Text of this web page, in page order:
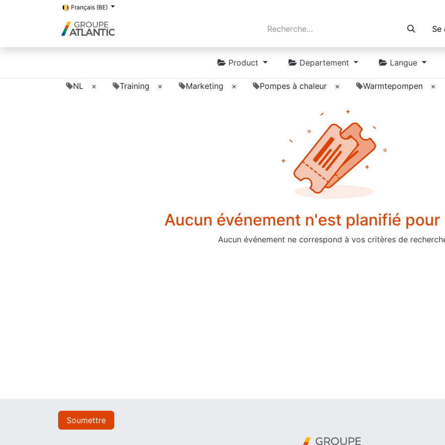
Français (BE)
Se
Product Departement Langue
NL × Training × Marketing × Pompes à chaleur × Warmtepompen ×
Aucun événement n'est planifié
Aucun événement ne correspond à vos critères de
Soumettre